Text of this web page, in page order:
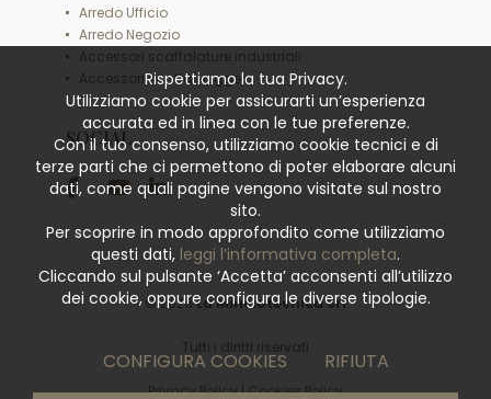
Arredo Ufficio
Arredo Negozio
Accessori scaffalature industriali
Accessori scaffali leggeri
SOCIAL
© 2026La Minciotecnica Srl
Tutti i diritti riservati
Privacy Policy|Cookies Policy
Rispettiamo la tua Privacy.
Utilizziamo cookie per assicurarti un’esperienza
accurata ed in linea con le tue preferenze.
Con il tuo consenso, utilizziamo cookie tecnici e di
terze parti che ci permettono di poter elaborare alcuni
dati, come quali pagine vengono visitate sul nostro
sito.
Per scoprire in modo approfondito come utilizziamo
questi dati, leggi l’informativa completa.
Cliccando sul pulsante ‘Accetta’ acconsenti all’utilizzo
dei cookie, oppure configura le diverse tipologie.
CONFIGURA COOKIES RIFIUTA